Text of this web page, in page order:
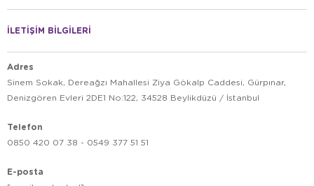
İLETİŞİM BİLGİLERİ
Adres
Sinem Sokak, Dereağzı Mahallesi Ziya Gökalp Caddesi, Gürpınar,
Denizgören Evleri 2DE1 No:122, 34528 Beylikdüzü / İstanbul
Telefon
0850 420 07 38 - 0549 377 51 51
E-posta